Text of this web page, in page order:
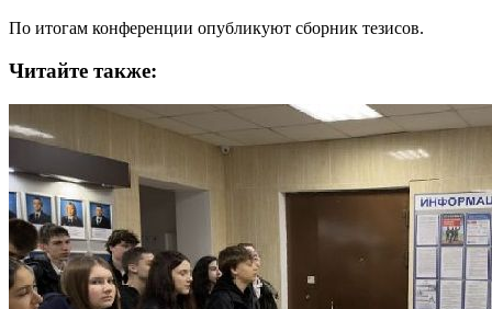
По итогам конференции опубликуют сборник тезисов.
Читайте также: